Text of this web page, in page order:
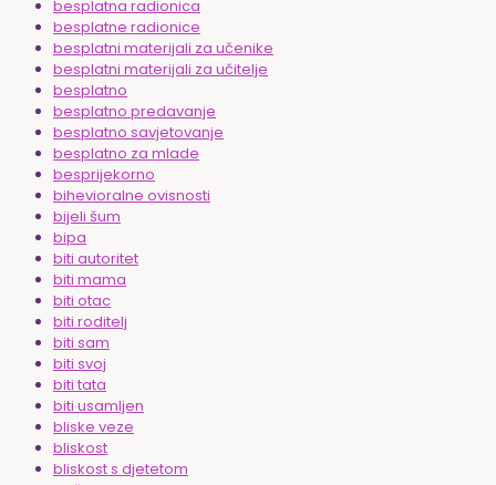
besplatna radionica
besplatne radionice
besplatni materijali za učenike
besplatni materijali za učitelje
besplatno
besplatno predavanje
besplatno savjetovanje
besplatno za mlade
besprijekorno
bihevioralne ovisnosti
bijeli šum
bipa
biti autoritet
biti mama
biti otac
biti roditelj
biti sam
biti svoj
biti tata
biti usamljen
bliske veze
bliskost
bliskost s djetetom